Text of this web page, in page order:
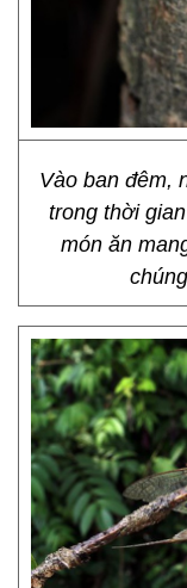
Vào ban đêm,
trong thời
món ăn